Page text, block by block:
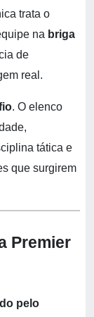
trata o
na briga
de
real.
. O elenco
tática e
que surgirem
Premier
pelo